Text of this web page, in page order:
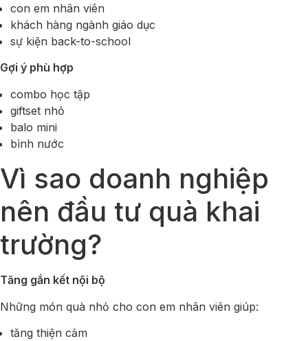
con em nhân viên
khách hàng ngành giáo dục
sự kiện back-to-school
Gợi ý phù hợp
combo học tập
giftset nhỏ
balo mini
bình nước
Vì sao doanh nghiệp
nên đầu tư quà khai
trường?
Tăng gắn kết nội bộ
Những món quà nhỏ cho con em nhân viên giúp:
tăng thiện cảm